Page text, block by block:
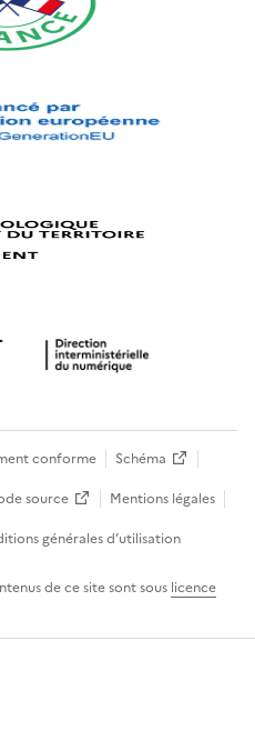
conforme
Schéma
source
Mentions légales
générales d’utilisation
de ce site sont sous licence